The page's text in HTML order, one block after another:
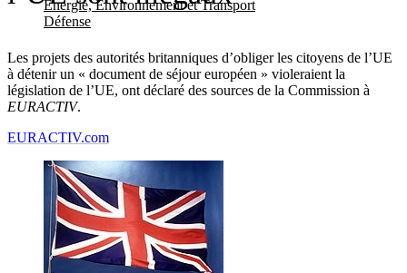
Energie, Environnement et Transport
Défense
Les projets des autorités britanniques d’obliger les citoyens de l’UE
à détenir un « document de séjour européen » violeraient la
législation de l’UE, ont déclaré des sources de la Commission à
EURACTIV.
EURACTIV.com